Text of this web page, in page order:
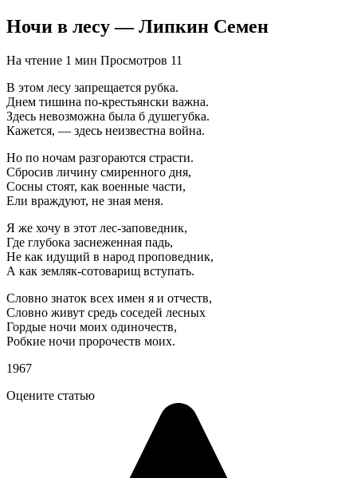
Ночи в лесу — Липкин Семен
На чтение 1 мин Просмотров 11
В этом лесу запрещается рубка.
Днем тишина по-крестьянски важна.
Здесь невозможна была б душегубка.
Кажется, — здесь неизвестна война.
Но по ночам разгораются страсти.
Сбросив личину смиренного дня,
Сосны стоят, как военные части,
Ели враждуют, не зная меня.
Я же хочу в этот лес-заповедник,
Где глубока заснеженная падь,
Не как идущий в народ проповедник,
А как земляк-сотоварищ вступать.
Словно знаток всех имен я и отчеств,
Словно живут средь соседей лесных
Гордые ночи моих одиночеств,
Робкие ночи пророчеств моих.
1967
Оцените статью